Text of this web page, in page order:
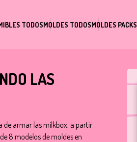
TODOSMOLDES TODOSMOLDES PACKS
LAS
de armar las milkbox, a partir
8 modelos de moldes en